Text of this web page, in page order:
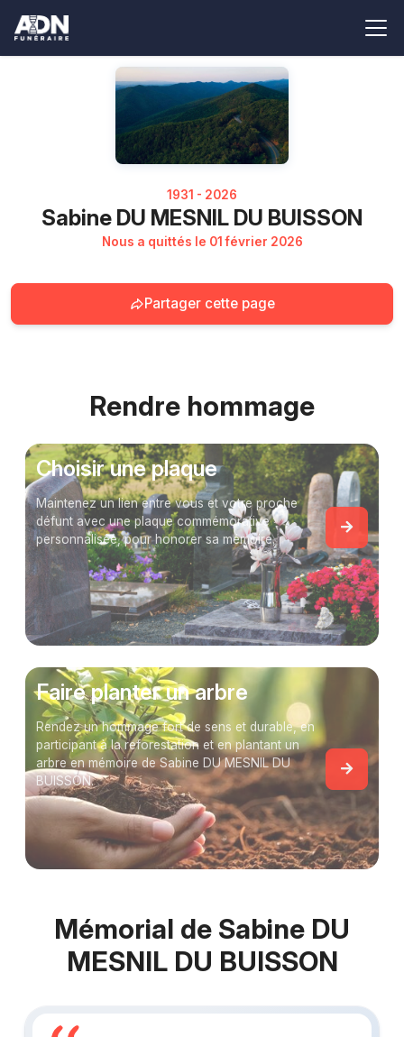
1931 - 2026
Sabine DU MESNIL DU BUISSON
Nous a quittés le 01 février 2026
Partager cette page
Rendre hommage
Choisir une plaque
Maintenez un lien entre vous et votre proche
défunt avec une plaque commémorative
personnalisée, pour honorer sa mémoire.
Faire planter un arbre
Rendez un hommage fort de sens et durable, en
participant à la reforestation et en plantant un
arbre en mémoire de Sabine DU MESNIL DU
BUISSON.
Mémorial de Sabine DU
MESNIL DU BUISSON